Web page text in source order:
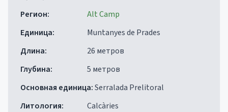
Регион:
Alt Camp
Единица:
Muntanyes de Prades
Длина:
26 метров
Глубина:
5 метров
Основная единица:Serralada Prelitoral
Литология:
Calcàries